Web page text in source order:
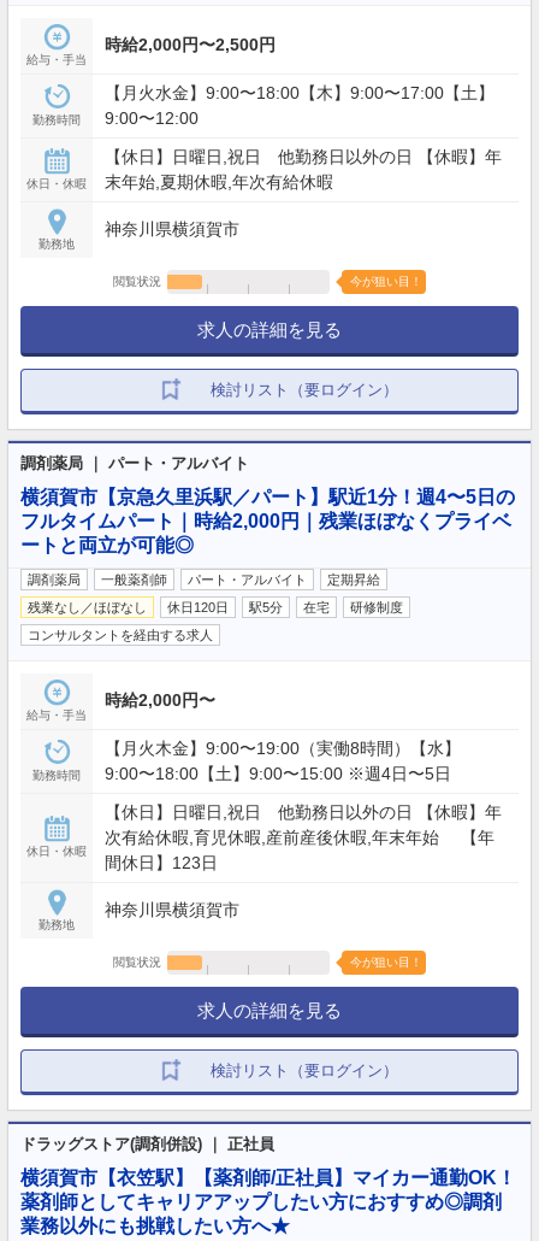
給与・手当
時給2,000円〜2,500円
勤務時間
【月火水金】9:00〜18:00【木】9:00〜17:00【土】
9:00〜12:00
休日・休暇
【休日】日曜日,祝日 他勤務日以外の日 【休暇】年
末年始,夏期休暇,年次有給休暇
勤務地
神奈川県横須賀市
閲覧状況 今が狙い目！
求人の詳細を見る
検討リスト（要ログイン）
調剤薬局 ｜ パート・アルバイト
横須賀市【京急久里浜駅／パート】駅近1分！週4〜5日の
フルタイムパート｜時給2,000円｜残業ほぼなくプライベ
ートと両立が可能◎
調剤薬局 一般薬剤師 パート・アルバイト
定期昇給
残業なし／ほぼなし
休日120日 駅5分 在宅
研修制度
コンサルタントを経由する求人
給与・手当
時給2,000円〜
勤務時間
【月火木金】9:00〜19:00（実働8時間）【水】
9:00〜18:00【土】9:00〜15:00 ※週4日〜5日
休日・休暇
【休日】日曜日,祝日 他勤務日以外の日 【休暇】年
次有給休暇,育児休暇,産前産後休暇,年末年始 【年
間休日】123日
勤務地
神奈川県横須賀市
閲覧状況 今が狙い目！
求人の詳細を見る
検討リスト（要ログイン）
ドラッグストア(調剤併設) ｜ 正社員
横須賀市【衣笠駅】【薬剤師/正社員】マイカー通勤OK！
薬剤師としてキャリアアップしたい方におすすめ◎調剤
業務以外にも挑戦したい方へ★